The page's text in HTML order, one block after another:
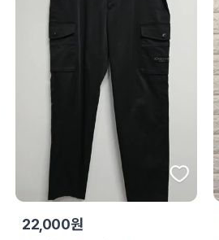
22,000원